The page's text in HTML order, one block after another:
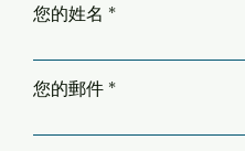
您的姓名
您的郵件